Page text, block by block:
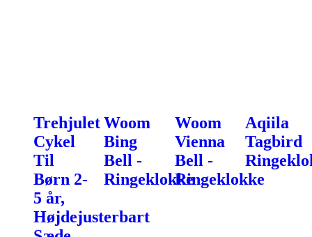
Trehjulet
Cykel
Til
Børn 2-
5 år,
Højdejusterbart
Woom
Bing
Bell -
Ringeklokke
Woom
Vienna
Bell -
Ringeklokke
Aqiila
Tagbird